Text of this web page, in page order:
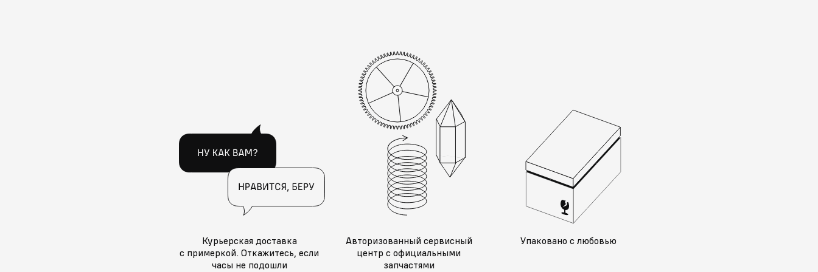
Курьерская доставка
с примеркой. Откажитесь, если
часы не подошли
Авторизованный сервисный
центр с официальными
запчастями
Упаковано с любовью